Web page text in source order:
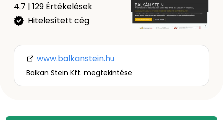
4.7 | 129 Értékelések
Hitelesített cég
www.balkanstein.hu
Balkan Stein Kft. megtekintése